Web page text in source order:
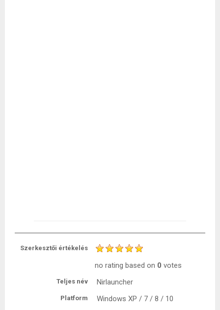
Szerkesztői értékelés
no rating based on 0 votes
Teljes név Nirlauncher
Platform Windows XP / 7 / 8 / 10